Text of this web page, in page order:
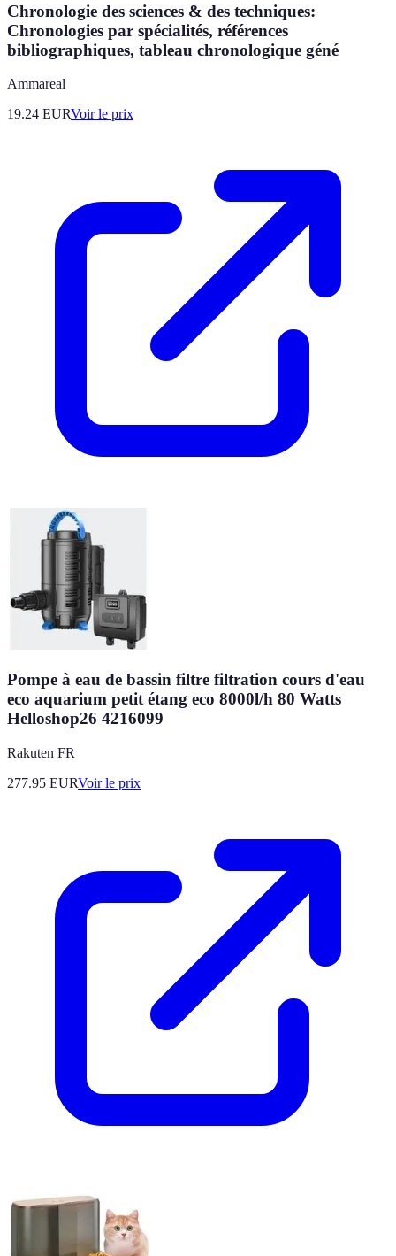
Chronologie des sciences & des techniques:
Chronologies par spécialités, références
bibliographiques, tableau chronologique géné
Ammareal
19.24 EURVoir le prix
Pompe à eau de bassin filtre filtration cours d'eau
eco aquarium petit étang eco 8000l/h 80 Watts
Helloshop26 4216099
Rakuten FR
277.95 EURVoir le prix